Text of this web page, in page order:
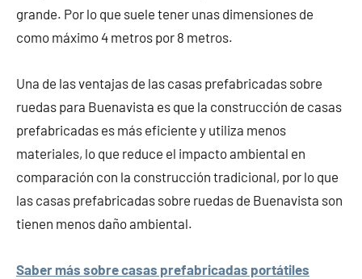
grande. Por lo que suele tener unas dimensiones de
como máximo 4 metros por 8 metros.
Una de las ventajas de las casas prefabricadas sobre
ruedas para Buenavista es que la construcción de casas
prefabricadas es más eficiente y utiliza menos
materiales, lo que reduce el impacto ambiental en
comparación con la construcción tradicional, por lo que
las casas prefabricadas sobre ruedas de Buenavista son
tienen menos daño ambiental.
Saber más sobre casas prefabricadas portátiles